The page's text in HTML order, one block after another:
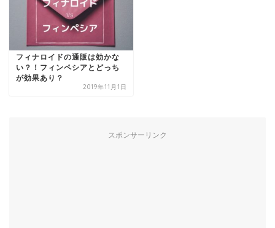
フィナロイドの通販は効かな
い？！フィンペシアとどっち
が効果あり？
2019年11月1日
スポンサーリンク